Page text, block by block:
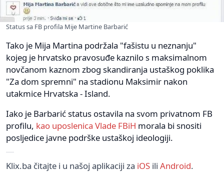
Status sa FB profila Mije Martine Barbarić
Tako je Mija Martina podržala "fašistu u neznanju"
kojeg je hrvatsko pravosuđe kaznilo s maksimalnom
novčanom kaznom zbog skandiranja ustaškog poklika
"Za dom spremni" na stadionu Maksimir nakon
utakmice Hrvatska - Island.
Iako je Barbarić status ostavila na svom privatnom FB
profilu, kao uposlenica Vlade FBiH morala bi snositi
posljedice javne podrške ustaškoj ideologiji.
Klix.ba čitajte i u našoj aplikaciji za iOS ili Android.